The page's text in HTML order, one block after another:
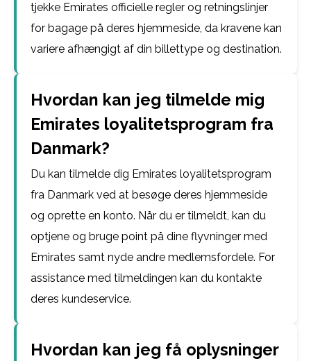
tjekke Emirates officielle regler og retningslinjer
for bagage på deres hjemmeside, da kravene kan
variere afhængigt af din billettype og destination.
Hvordan kan jeg tilmelde mig
Emirates loyalitetsprogram fra
Danmark?
Du kan tilmelde dig Emirates loyalitetsprogram
fra Danmark ved at besøge deres hjemmeside
og oprette en konto. Når du er tilmeldt, kan du
optjene og bruge point på dine flyvninger med
Emirates samt nyde andre medlemsfordele. For
assistance med tilmeldingen kan du kontakte
deres kundeservice.
Hvordan kan jeg få oplysninger